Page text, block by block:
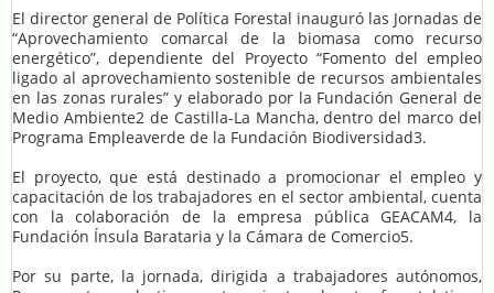
El director general de Política Forestal inauguró las Jornadas de
“Aprovechamiento comarcal de la biomasa como recurso
energético”, dependiente del Proyecto “Fomento del empleo
ligado al aprovechamiento sostenible de recursos ambientales
en las zonas rurales” y elaborado por la Fundación General de
Medio Ambiente2 de Castilla-La Mancha, dentro del marco del
Programa Empleaverde de la Fundación Biodiversidad3.
El proyecto, que está destinado a promocionar el empleo y
capacitación de los trabajadores en el sector ambiental, cuenta
con la colaboración de la empresa pública GEACAM4, la
Fundación Ínsula Barataria y la Cámara de Comercio5.
Por su parte, la jornada, dirigida a trabajadores autónomos,